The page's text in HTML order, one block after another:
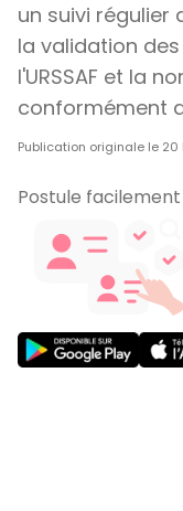
un suivi régulier
la validation
l'URSSAF et la
conformément
Publication originale le
Postule